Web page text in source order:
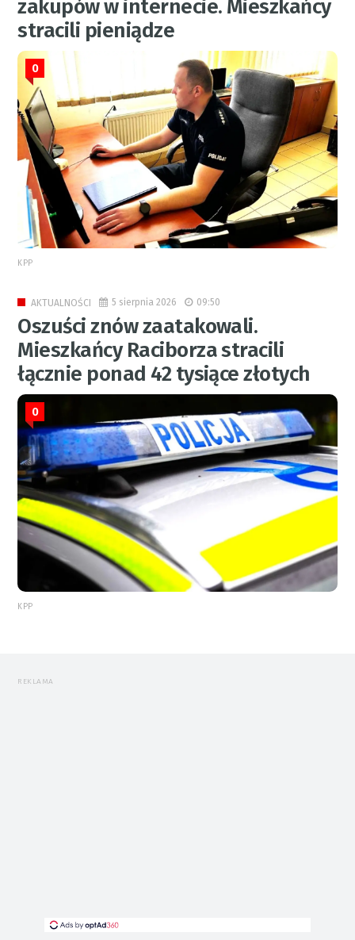
zakupów w internecie. Mieszkańcy
stracili pieniądze
0
KPP
AKTUALNOŚCI 5 sierpnia 2026 09:50
Oszuści znów zaatakowali.
Mieszkańcy Raciborza stracili
łącznie ponad 42 tysiące złotych
0
KPP
REKLAMA